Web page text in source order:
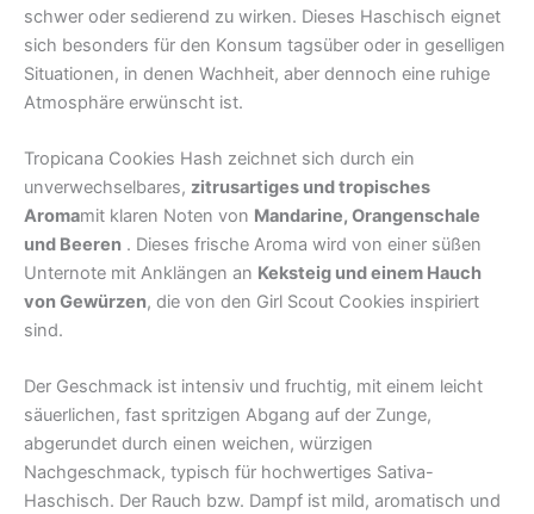
schwer oder sedierend zu wirken. Dieses Haschisch eignet
sich besonders für den Konsum tagsüber oder in geselligen
Situationen, in denen Wachheit, aber dennoch eine ruhige
Atmosphäre erwünscht ist.
Tropicana Cookies Hash zeichnet sich durch ein
unverwechselbares, zitrusartiges und tropisches
Aromamit klaren Noten von Mandarine, Orangenschale
und Beeren . Dieses frische Aroma wird von einer süßen
Unternote mit Anklängen an Keksteig und einem Hauch
von Gewürzen, die von den Girl Scout Cookies inspiriert
sind.
Der Geschmack ist intensiv und fruchtig, mit einem leicht
säuerlichen, fast spritzigen Abgang auf der Zunge,
abgerundet durch einen weichen, würzigen
Nachgeschmack, typisch für hochwertiges Sativa-
Haschisch. Der Rauch bzw. Dampf ist mild, aromatisch und